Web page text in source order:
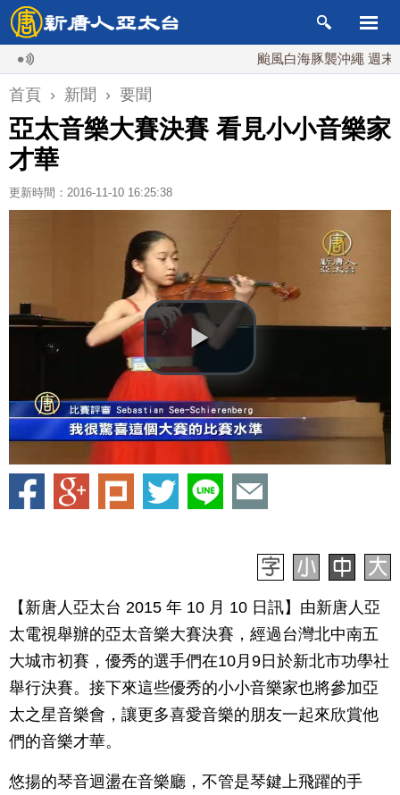
颱風白海豚襲沖繩 週末最近台
首頁 › 新聞 › 要聞
亞太音樂大賽決賽 看見小小音樂家
才華
更新時間：2016-11-10 16:25:38
【新唐人亞太台 2015 年 10 月 10 日訊】由新唐人亞
太電視舉辦的亞太音樂大賽決賽，經過台灣北中南五
大城市初賽，優秀的選手們在10月9日於新北市功學社
舉行決賽。接下來這些優秀的小小音樂家也將參加亞
太之星音樂會，讓更多喜愛音樂的朋友一起來欣賞他
們的音樂才華。
悠揚的琴音迴盪在音樂廳，不管是琴鍵上飛躍的手